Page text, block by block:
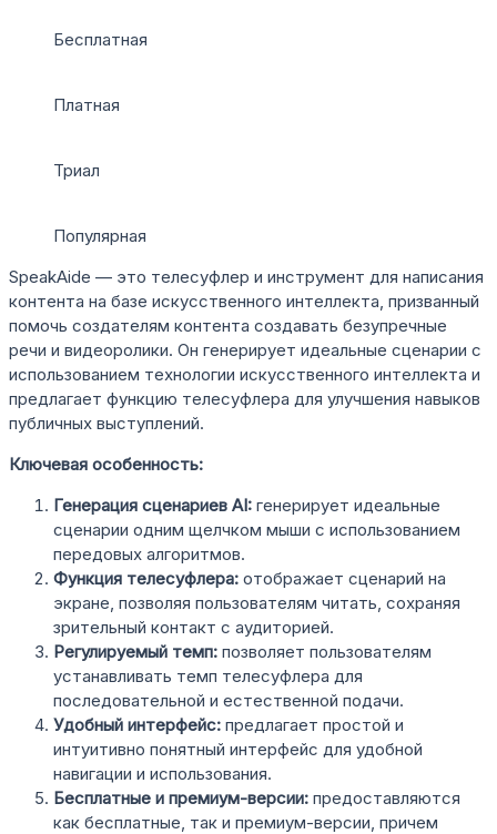
Бесплатная
Платная
Триал
Популярная
SpeakAide — это телесуфлер и инструмент для написания
контента на базе искусственного интеллекта, призванный
помочь создателям контента создавать безупречные
речи и видеоролики. Он генерирует идеальные сценарии с
использованием технологии искусственного интеллекта и
предлагает функцию телесуфлера для улучшения навыков
публичных выступлений.
Ключевая особенность:
Генерация сценариев AI: генерирует идеальные
сценарии одним щелчком мыши с использованием
передовых алгоритмов.
Функция телесуфлера: отображает сценарий на
экране, позволяя пользователям читать, сохраняя
зрительный контакт с аудиторией.
Регулируемый темп: позволяет пользователям
устанавливать темп телесуфлера для
последовательной и естественной подачи.
Удобный интерфейс: предлагает простой и
интуитивно понятный интерфейс для удобной
навигации и использования.
Бесплатные и премиум-версии: предоставляются
как бесплатные, так и премиум-версии, причем